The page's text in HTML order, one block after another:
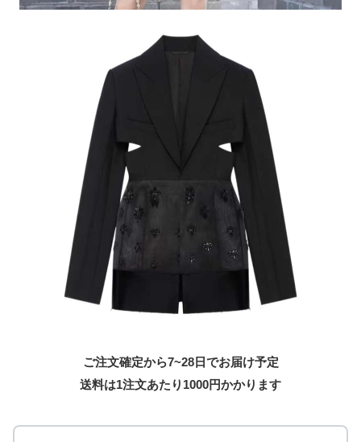
ご注文確定から7~28日でお届け予定
送料は1注文あたり 1000円かかります